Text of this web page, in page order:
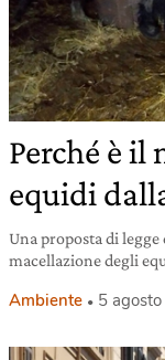
Perché è
equidi
Una proposta di
macellazione degli
Ambiente 5